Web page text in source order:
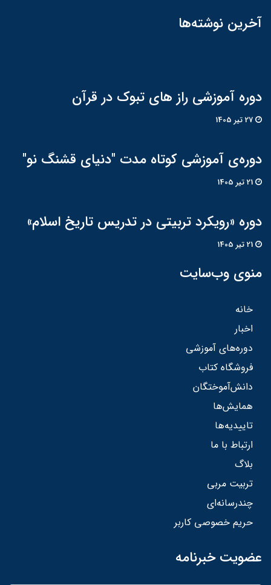
آخرین نوشته‌ها
دوره آموزشی راز های تبوک در قرآن
دوره‌ی آموزشی کوتاه مدت "دنیای قشنگ نو"
دوره «رویکرد تربیتی در تدریس تاریخ اسلام»
منوی وب‌سایت
خانه
اخبار
دوره‌های آموزشی
فروشگاه کتاب
دانش‌آموختگان
همایش‌ها
تاییدیه‌ها
ارتباط با ما
بلاگ
تربیت مربی
چندرسانه‌ای
حریم خصوصی کاربر
عضویت خبرنامه